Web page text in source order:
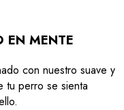
EN MENTE
con nuestro suave y
tu perro se sienta